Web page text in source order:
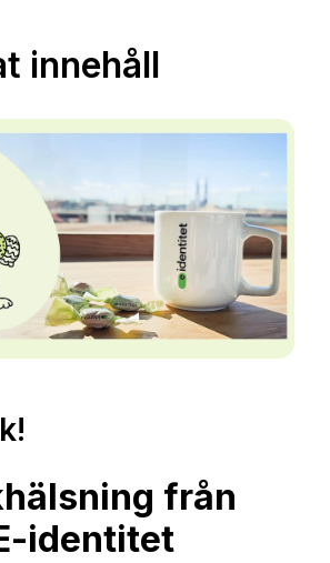
innehåll
från
identitet